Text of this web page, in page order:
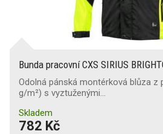
Bunda pracovní CXS SIRIUS
Odolná pánská montérková blůza z
g/m²) s vyztuženými…
Skladem
782 Kč